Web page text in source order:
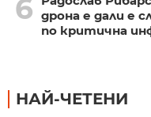
6 дрона е дали е
по критична
НАЙ-ЧЕТЕНИ